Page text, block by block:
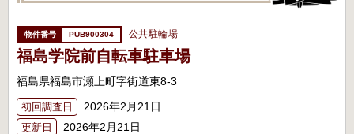
PUB900304 公共駐輪場
福島学院前自転車駐車場
福島県福島市瀬上町字街道東8-3
初回調査日 2026年2月21日
更新日 2026年2月21日